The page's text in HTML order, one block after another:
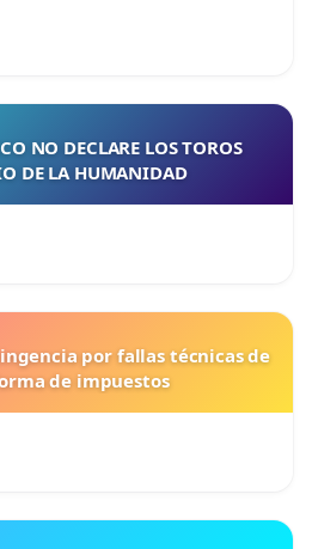
NO DECLARE LOS TOROS
DE LA HUMANIDAD
por fallas técnicas de
de impuestos